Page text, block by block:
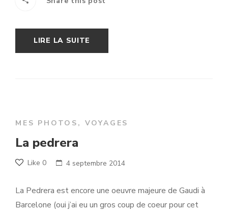
LIRE LA SUITE
MES PHOTOS , VOYAGES
La pedrera
Like 0 4 septembre 2014
La Pedrera est encore une oeuvre majeure de Gaudi à
Barcelone (oui j’ai eu un gros coup de coeur pour cet